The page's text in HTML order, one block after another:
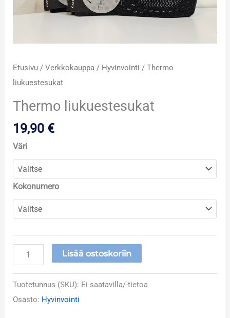
Etusivu /Verkkokauppa / Hyvinvointi / Thermo
liukuestesukat
Thermo liukuestesukat
19,90 €
Väri
Kokonumero
Lisää ostoskoriin
Tuotetunnus (SKU): Ei saatavilla/-tietoa
Osasto: Hyvinvointi